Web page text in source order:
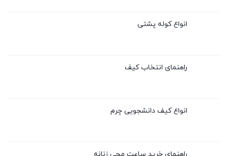
انواع کوله پشتی
راهنمای انتخاب کیف
انواع کیف دانشجویی چرم